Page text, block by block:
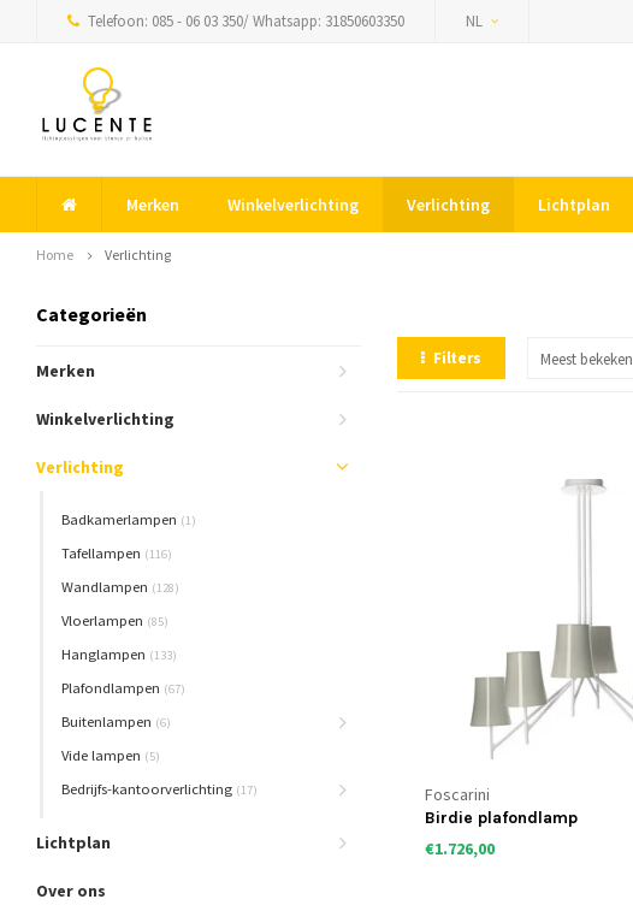
Telefoon: 085 - 06 03 350/ Whatsapp: 31850603350 NL
Merken Winkelverlichting Verlichting Lichtplan
Home Verlichting
Categorieën
Merken
Winkelverlichting
Verlichting
Badkamerlampen (1)
Tafellampen (116)
Wandlampen (128)
Vloerlampen (85)
Hanglampen (133)
Plafondlampen (67)
Buitenlampen (6)
Vide lampen (5)
Bedrijfs-kantoorverlichting (17)
Lichtplan
Over ons
Filters Meest bekeken
Foscarini
Birdie plafondlamp
€1.726,00